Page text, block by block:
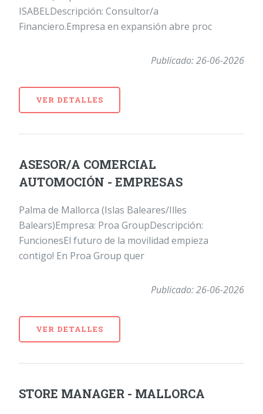
ISABELDescripción: Consultor/a
Financiero.Empresa en expansión abre proc
Publicado: 26-06-2026
VER DETALLES
ASESOR/A COMERCIAL
AUTOMOCIÓN - EMPRESAS
Palma de Mallorca (Islas Baleares/Illes
Balears)Empresa: Proa GroupDescripción:
FuncionesEl futuro de la movilidad empieza
contigo! En Proa Group quer
Publicado: 26-06-2026
VER DETALLES
STORE MANAGER - MALLORCA